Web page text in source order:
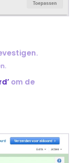
om de